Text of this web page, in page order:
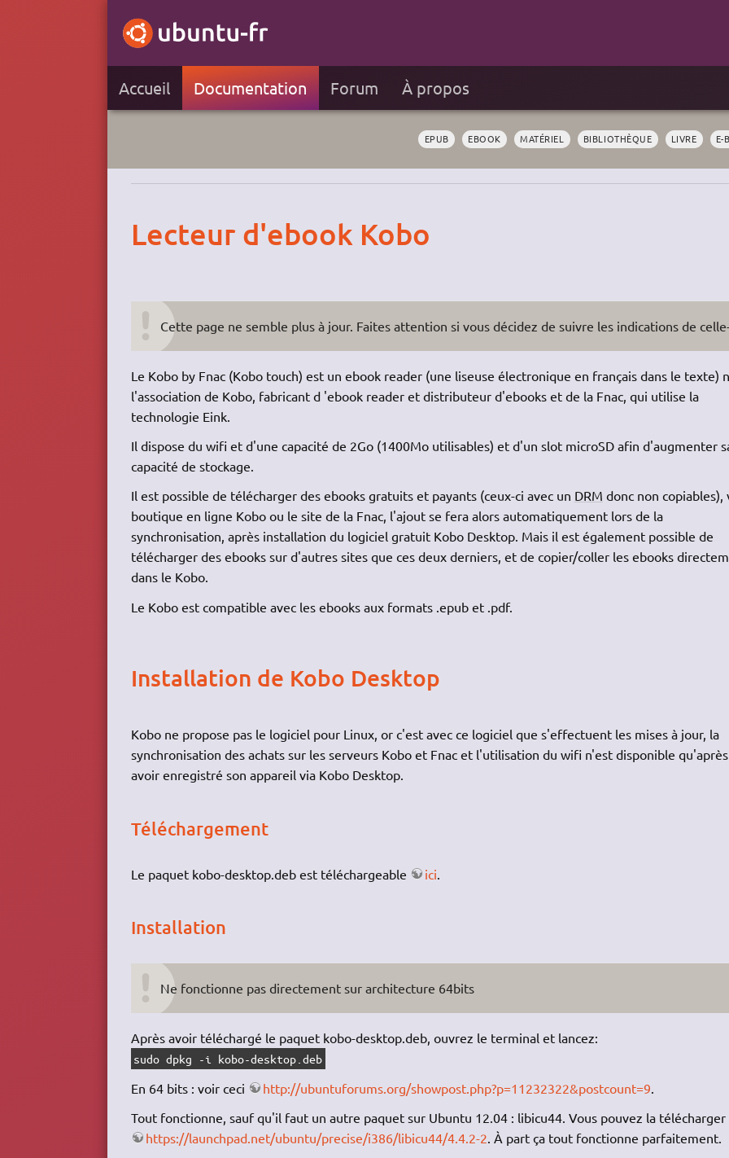
Accueil Documentation Forum À propos
EPUB EBOOK MATÉRIEL BIBLIOTHÈQUE LIVRE E-
Lecteur d'ebook Kobo
Cette page ne semble plus à jour. Faites attention si vous décidez de suivre les indications de
Le Kobo by Fnac (Kobo touch) est un ebook reader (une liseuse électronique en français dans le texte)
l'association de Kobo, fabricant d 'ebook reader et distributeur d'ebooks et de la Fnac, qui utilise la
technologie Eink.
Il dispose du wifi et d'une capacité de 2Go (1400Mo utilisables) et d'un slot microSD afin d'augmenter
capacité de stockage.
Il est possible de télécharger des ebooks gratuits et payants (ceux-ci avec un DRM donc non copiables),
boutique en ligne Kobo ou le site de la Fnac, l'ajout se fera alors automatiquement lors de la
synchronisation, après installation du logiciel gratuit Kobo Desktop. Mais il est également possible de
télécharger des ebooks sur d'autres sites que ces deux derniers, et de copier/coller les ebooks
dans le Kobo.
Le Kobo est compatible avec les ebooks aux formats .epub et .pdf.
Installation de Kobo Desktop
Kobo ne propose pas le logiciel pour Linux, or c'est avec ce logiciel que s'effectuent les mises à jour, la
synchronisation des achats sur les serveurs Kobo et Fnac et l'utilisation du wifi n'est disponible qu'après
avoir enregistré son appareil via Kobo Desktop.
Téléchargement
Le paquet kobo-desktop.deb est téléchargeable ici
Installation
Ne fonctionne pas directement sur architecture 64bits
Après avoir téléchargé le paquet kobo-desktop.deb, ouvrez le terminal et lancez:
sudo dpkg -i kobo-desktop.deb
En 64 bits : voir ceci http://ubuntuforums.org/showpost.php?p=11232322&postcount=9
Tout fonctionne, sauf qu'il faut un autre paquet sur Ubuntu 12.04 : libicu44. Vous pouvez la télécharger
https://launchpad.net/ubuntu/precise/i386/libicu44/4.4.2-2. À part ça tout fonctionne parfaitement.